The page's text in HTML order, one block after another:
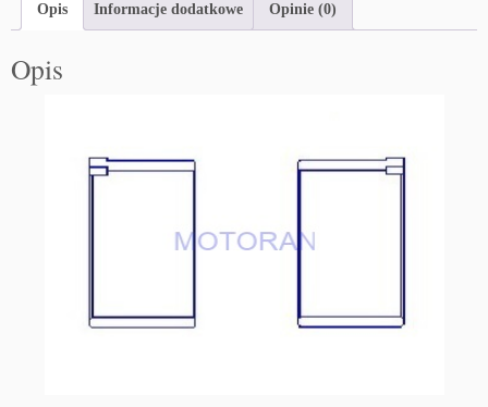
Opis Informacje dodatkowe Opinie (0)
Opis